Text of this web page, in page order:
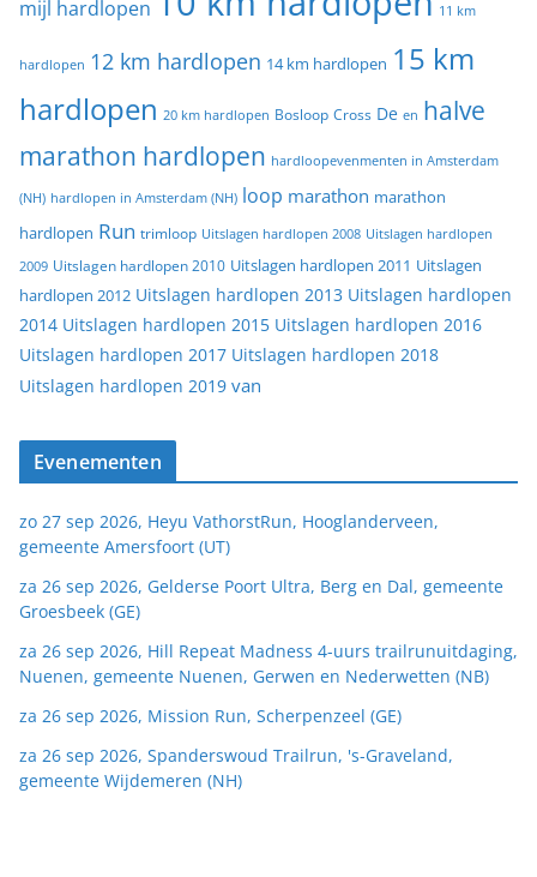
mijl hardlopen
11 km
hardlopen 12 km hardlopen 14 km hardlopen 15 km
hardlopen 20 km hardlopen Bosloop Cross De en halve
marathon hardlopen hardloopevenmenten in Amsterdam
(NH) hardlopen in Amsterdam (NH) loop marathon marathon
hardlopen Run trimloop Uitslagen hardlopen 2008 Uitslagen hardlopen
2009 Uitslagen hardlopen 2010 Uitslagen hardlopen 2011 Uitslagen
hardlopen 2012 Uitslagen hardlopen 2013 Uitslagen hardlopen
2014 Uitslagen hardlopen 2015 Uitslagen hardlopen 2016
Uitslagen hardlopen 2017 Uitslagen hardlopen 2018
Uitslagen hardlopen 2019 van
Evenementen
zo 27 sep 2026, Heyu VathorstRun, Hooglanderveen,
gemeente Amersfoort (UT)
za 26 sep 2026, Gelderse Poort Ultra, Berg en Dal, gemeente
Groesbeek (GE)
za 26 sep 2026, Hill Repeat Madness 4-uurs trailrunuitdaging,
Nuenen, gemeente Nuenen, Gerwen en Nederwetten (NB)
za 26 sep 2026, Mission Run, Scherpenzeel (GE)
za 26 sep 2026, Spanderswoud Trailrun, 's-Graveland,
gemeente Wijdemeren (NH)